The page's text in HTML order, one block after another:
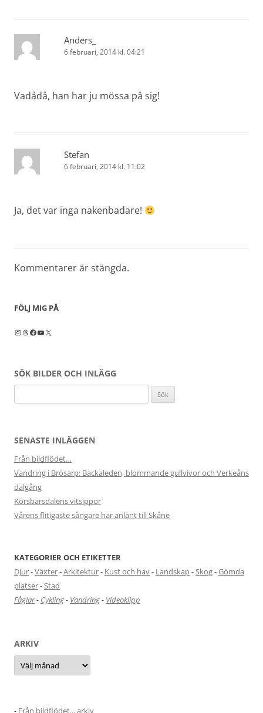
Anders_
6 februari, 2014 kl. 04:21
Vadådå, han har ju mössa på sig!
Stefan
6 februari, 2014 kl. 11:02
Ja, det var inga nakenbadare!
Kommentarer är stängda.
FÖLJ MIG PÅ
Instagram
Threads
Facebook
YouTube
X
SÖK BILDER OCH INLÄGG
efter:
SENASTE INLÄGGEN
Från bildflödet…
Vandring i Brösarp: Backaleden, blommande gullvivor och Verkeåns
dalgång
Körsbärsdalens vitsippor
Vårens flitigaste sångare har anlänt till Skåne
KATEGORIER OCH ETIKETTER
Djur-Växter-Arkitektur- Kust och hav- Landskap-Skog-Gömda
platser-Stad
Fåglar- Cykling- Vandring- Videoklipp
ARKIV
Arkiv
- Från bildflödet... arkiv